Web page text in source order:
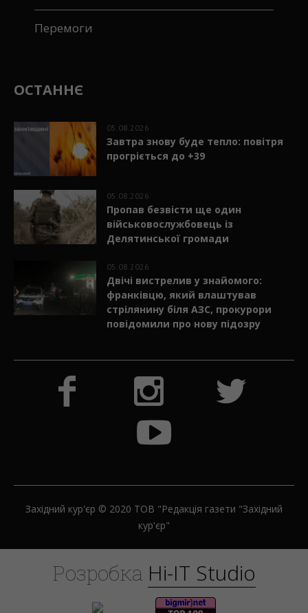
Перемоги
ОСТАННЄ
05.08.2026
Завтра знову буде тепло: повітря
прогріється до +39
05.08.2026
Пропав безвісти ще один
військовослужбовець із
Делятинської громади
05.08.2026
Двічі вистрелив у знайомого:
франківцю, який влаштував
стрілянину біля АЗС, прокурори
повідомили про нову підозру
Західний кур'єр © 2020 ТОВ "Редакція газети "Західний
кур'єр"
Розробка Hi-IT Studio